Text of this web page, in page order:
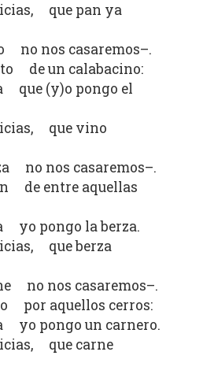
que pan ya
no nos casaremos–.
de un calabacino:
que (y)o pongo el
que vino
no nos casaremos–.
de entre aquellas
yo pongo la berza.
que berza
no nos casaremos–.
por aquellos cerros:
yo pongo un carnero.
que carne